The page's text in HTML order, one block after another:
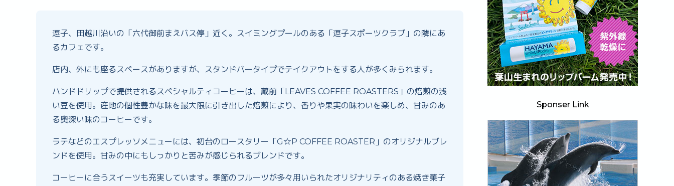
逗子、田越川沿いの「六代御前まえバス停」近く。スイミングプールのある「逗子スポーツクラブ」の隣にあ
るカフェです。
店内、外にも座るスペースがありますが、スタンドバータイプでテイクアウトをする人が多くみられます。
ハンドドリップで提供されるスペシャルティコーヒーは、蔵前「LEAVES COFFEE ROASTERS」の焙煎の浅
い豆を使用。産地の個性豊かな味を最大限に引き出した焙煎により、香りや果実の味わいを楽しめ、甘みのあ
る奥深い味のコーヒーです。
ラテなどのエスプレッソメニューには、初台のロースタリー「G☆P COFFEE ROASTER」のオリジナルブレ
ンドを使用。甘みの中にもしっかりと苦みが感じられるブレンドです。
コーヒーに合うスイーツも充実しています。季節のフルーツが多々用いられたオリジナリティのある焼き菓子
Sponser Link